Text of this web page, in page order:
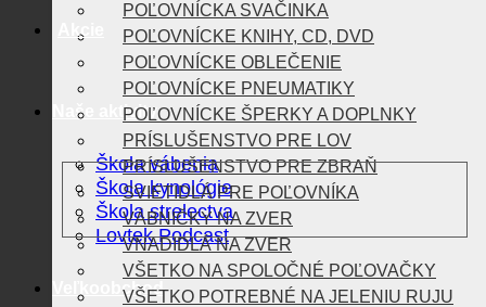
Akcie
Naše aktivity
Škola vábenia
Škola kynológie
Škola strelectva
Lovtek Podcast
Veľkoobchod
POĽOVNÍCKA SVAČINKA
POĽOVNÍCKE KNIHY, CD, DVD
POĽOVNÍCKE OBLEČENIE
POĽOVNÍCKE PNEUMATIKY
POĽOVNÍCKE ŠPERKY A DOPLNKY
PRÍSLUŠENSTVO PRE LOV
PRÍSLUŠENSTVO PRE ZBRAŇ
SVIETIDLÁ PRE POĽOVNÍKA
VÁBNIČKY NA ZVER
VNADIDLÁ NA ZVER
VŠETKO NA SPOLOČNÉ POĽOVAČKY
VŠETKO POTREBNÉ NA JELENIU RUJU